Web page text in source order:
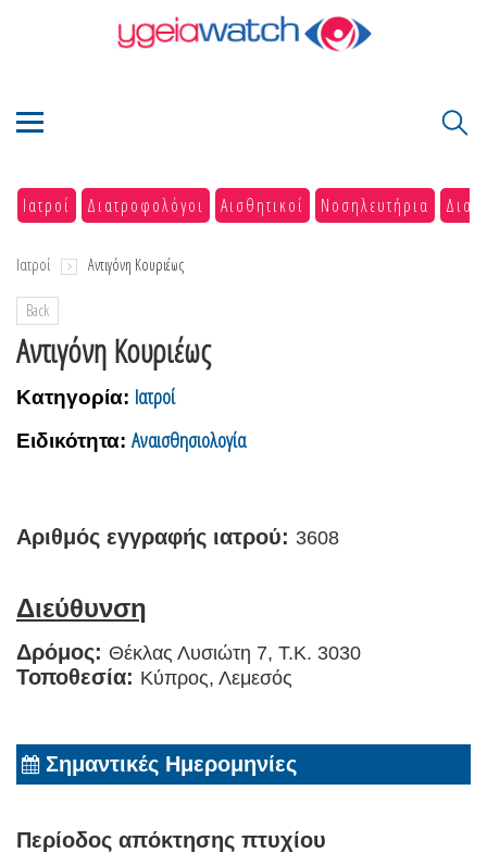
Ιατροί Διατροφολόγοι Αισθητικοί Νοσηλευτήρια
Ιατροί Αντιγόνη Κουριέως
Back
Αντιγόνη Κουριέως
Κατηγορία: Ιατροί
Ειδικότητα: Αναισθησιολογία
Αριθμός εγγραφής ιατρού: 3608
Διεύθυνση
Δρόμος: Θέκλας Λυσιώτη 7, Τ.Κ. 3030
Τοποθεσία: Κύπρος, Λεμεσός
Σημαντικές Ημερομηνίες
Περίοδος απόκτησης πτυχίου